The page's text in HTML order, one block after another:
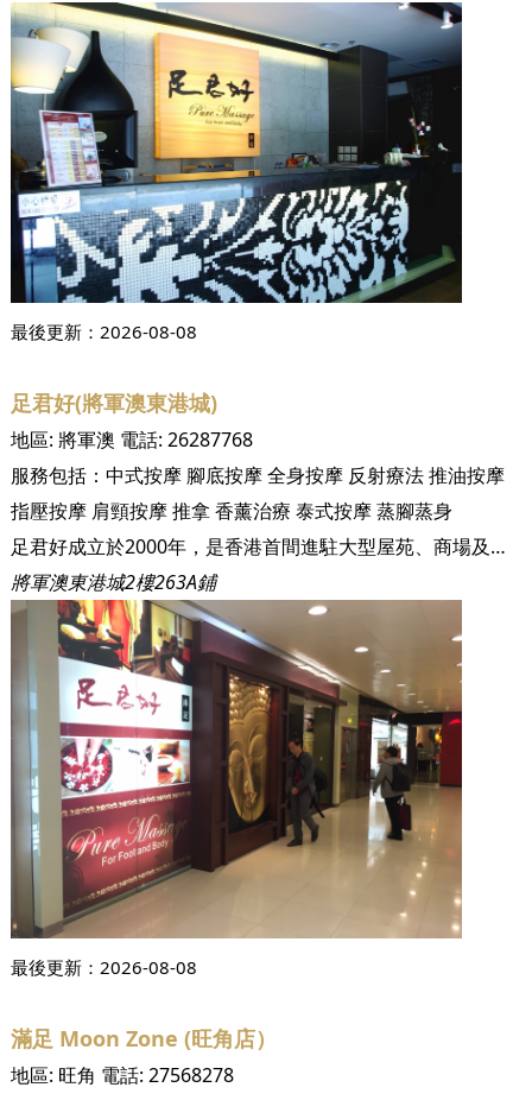
最後更新： 2026-08-08
足君好(將軍澳東港城)
地區: 將軍澳 電話: 26287768
服務包括： 中式按摩 腳底按摩全身按摩 反射療法推油按摩
指壓按摩 肩頸按摩推拿香薰治療 泰式按摩蒸腳蒸身
足君好成立於2000年，是香港首間進駐大型屋苑、商場及酒店的足底按摩休閒中心。成立至今已為超過三十萬名尊貴客戶提供健康休閒的養身保健服務。足君好集合了眾多人力、物力，針對現代人健康的問題展開研究，以中國數千年的養身之道－足底按摩及全身穴位推拿，配合優閒泰式裝修與頂級設備，徹底顛覆傳統對按摩、推拿的既定形象，讓您及您的家人安心又輕鬆地達到養身的功效！ 本集團至今已開設十三間沐足保健中心，遍佈港九新界，包括黃埔區、將軍澳區、香港區及荃灣等，未來將於不同地區開設分店以為各區居民服務。 足君好嚴格控管衛生環境及服務品質，讓注重養身的您同時享有最高等級的服務與最經濟實惠的消費。
將軍澳東港城2樓263A鋪
最後更新： 2026-08-08
滿足 Moon Zone (旺角店）
地區: 旺角 電話: 27568278